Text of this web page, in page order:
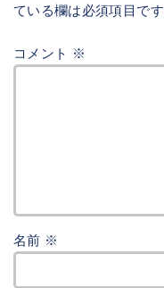
ている欄は必須項目です
コメント ※
名前 ※